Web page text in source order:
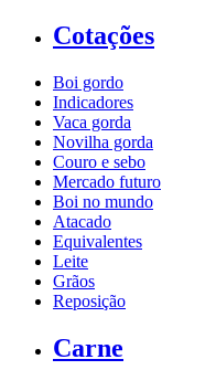
Cotações
Boi gordo
Indicadores
Vaca gorda
Novilha gorda
Couro e sebo
Mercado futuro
Boi no mundo
Atacado
Equivalentes
Leite
Grãos
Reposição
Carne